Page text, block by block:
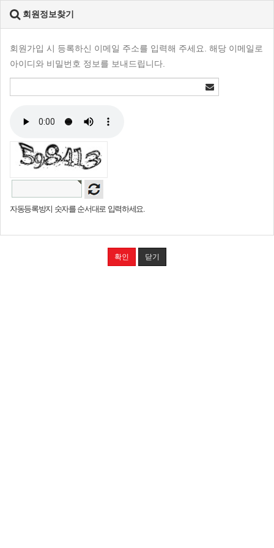
회원정보찾기
회원가입 시 등록하신 이메일 주소를 입력해 주세요. 해당 이메일로
아이디와 비밀번호 정보를 보내드립니다.
자동등록방지 숫자를 순서대로 입력하세요.
확인 닫기